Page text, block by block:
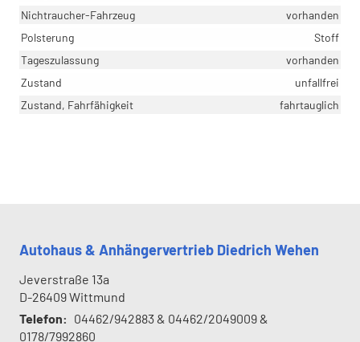
Nichtraucher-Fahrzeug
vorhanden
Polsterung
Stoff
Tageszulassung
vorhanden
Zustand
unfallfrei
Zustand, Fahrfähigkeit
fahrtauglich
Autohaus & Anhängervertrieb Diedrich Wehen
Jeverstraße 13a
D-26409Wittmund
Telefon: 04462/942883 & 04462/2049009 &
0178/7992860